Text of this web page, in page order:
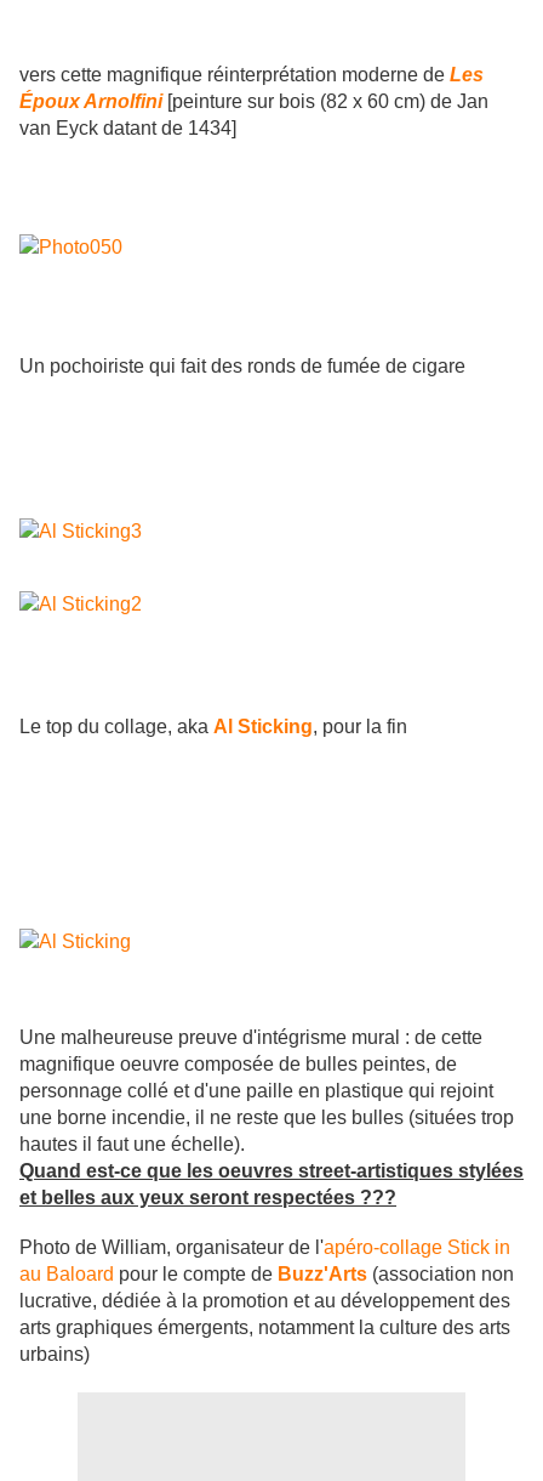
vers cette magnifique réinterprétation moderne de Les
Époux Arnolfini[peinture sur bois (82 x 60 cm) de Jan
van Eyck datant de 1434]
Un pochoiriste qui fait des ronds de fumée de cigare
Le top du collage, aka Al Sticking, pour la fin
Une malheureuse preuve d'intégrisme mural : de cette
magnifique oeuvre composée de bulles peintes, de
personnage collé et d'une paille en plastique qui rejoint
une borne incendie, il ne reste que les bulles (situées trop
hautes il faut une échelle).
Quand est-ce que les oeuvres street-artistiques stylées
et belles aux yeux seront respectées ???
Photo de William, organisateur de l'apéro-collage Stick in
au Baloard pour le compte de Buzz'Arts (association non
lucrative, dédiée à la promotion et au développement des
arts graphiques émergents, notamment la culture des arts
urbains)